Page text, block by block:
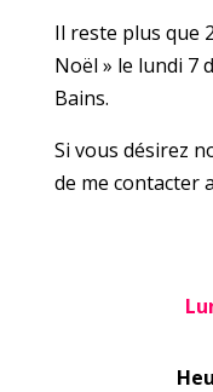
Il reste plus que
Noël » le lundi 7
Bains.
Si vous désirez
de me contacter